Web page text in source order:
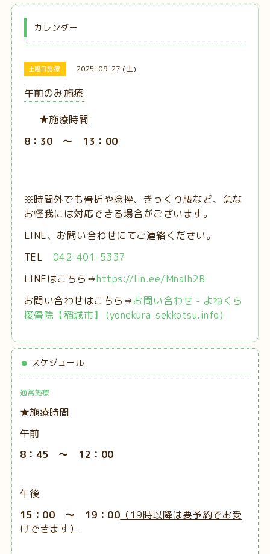
カレンダー
土曜日施療 2025-09-27 (土)
午前のみ施療
★施療時間
8：30 ～ 13：00
※時間外でも骨折や捻挫、ぎっくり腰など、急な
お怪我には対応できる場合がございます。
LINE、お問い合わせにてご連絡ください。
TEL 042-401-5337
LINEはこちら⇒https://lin.ee/MnaIh2B
お問い合わせはこちら⇒お問い合わせ - よねくら
接骨院【稲城市】 (yonekura-sekkotsu.info)
スケジュール
通常施療
★施療時間
午前
8：45 ～ 12：00
午後
15：00 ～ 19：00 （19時以降は要予約でお受
けできます）